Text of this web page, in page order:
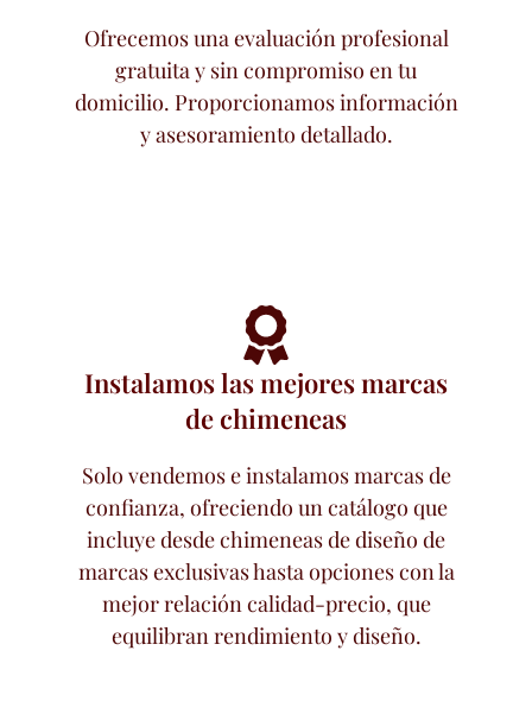
Ofrecemos una evaluación profesional
gratuita y sin compromiso en tu
domicilio. Proporcionamos información
y asesoramiento detallado.
Instalamos las mejores marcas
de chimeneas
Solo vendemos e instalamos marcas de
confianza, ofreciendo un catálogo que
incluye desde chimeneas de diseño de
marcas exclusivas hasta opciones con la
mejor relación calidad-precio, que
equilibran rendimiento y diseño.